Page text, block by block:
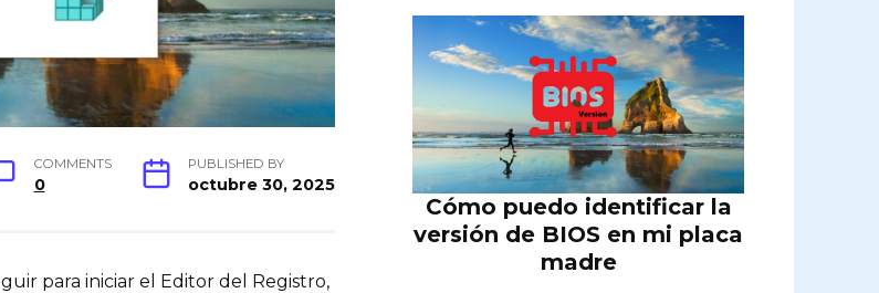
COMMENTS
0
PUBLISHED BY
octubre 30, 2025
para iniciar el Editor del Registro,
Cómo puedo identificar la
versión de BIOS en mi placa
madre